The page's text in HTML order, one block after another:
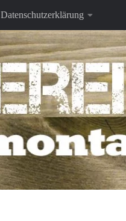
Datenschutzerklärung